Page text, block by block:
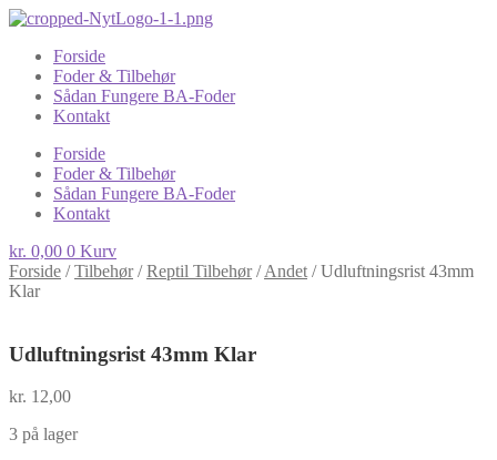
Forside
Foder & Tilbehør
Sådan Fungere BA-Foder
Kontakt
Forside
Foder & Tilbehør
Sådan Fungere BA-Foder
Kontakt
kr. 0,00 0 Kurv
Forside /Tilbehør/Reptil Tilbehør/Andet /Udluftningsrist 43mm
Klar
Udluftningsrist 43mm Klar
kr. 12,00
3 på lager